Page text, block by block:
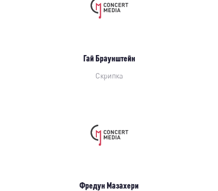
Гай Браунштейн
Скрипка
Фредун Мазахери